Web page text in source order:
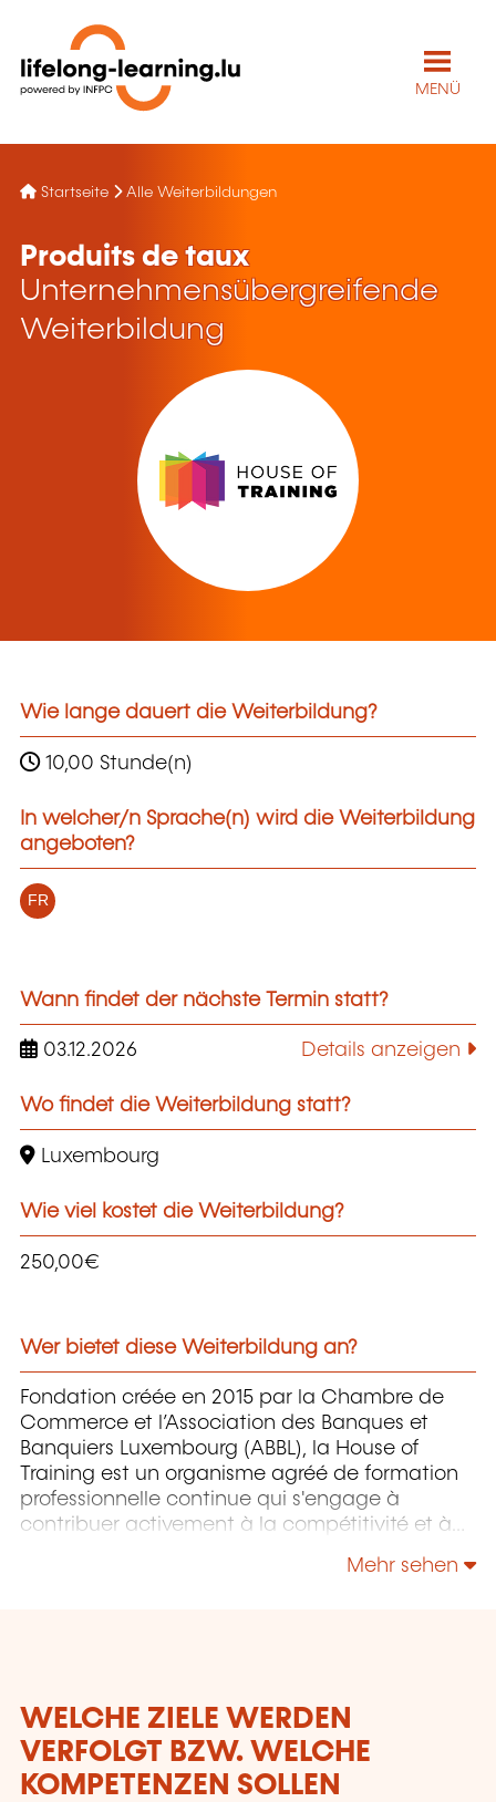
MENÜ
Startseite Alle Weiterbildungen
Produits de taux
Unternehmensübergreifende
Weiterbildung
Wie lange dauert die Weiterbildung?
10,00 Stunde(n)
In welcher/n Sprache(n) wird die Weiterbildung
angeboten?
FR
Wann findet der nächste Termin statt?
03.12.2026 Details anzeigen
Wo findet die Weiterbildung statt?
Luxembourg
Wie viel kostet die Weiterbildung?
250,00€
Wer bietet diese Weiterbildung an?
Fondation créée en 2015 par la Chambre de
Commerce et l’Association des Banques et
Banquiers Luxembourg (ABBL), la House of
Training est un organisme agréé de formation
professionnelle continue qui s'engage à
contribuer activement à la compétitivité et à
les compétences de ceux qui font vivre son
Mehr sehen
WELCHE ZIELE WERDEN
VERFOLGT BZW. WELCHE
KOMPETENZEN SOLLEN